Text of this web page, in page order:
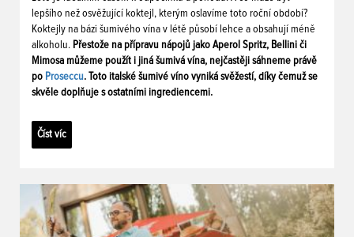
lepšího než osvěžující koktejl, kterým oslavíme toto roční období?
Koktejly na bázi šumivého vína v létě působí lehce a obsahují méně
alkoholu. Přestože na přípravu nápojů jako Aperol Spritz, Bellini či
Mimosa můžeme použít i jiná šumivá vína, nejčastěji sáhneme právě
po Proseccu. Toto italské šumivé víno vyniká svěžestí, díky čemuž se
skvěle doplňuje s ostatními ingrediencemi.
Číst víc